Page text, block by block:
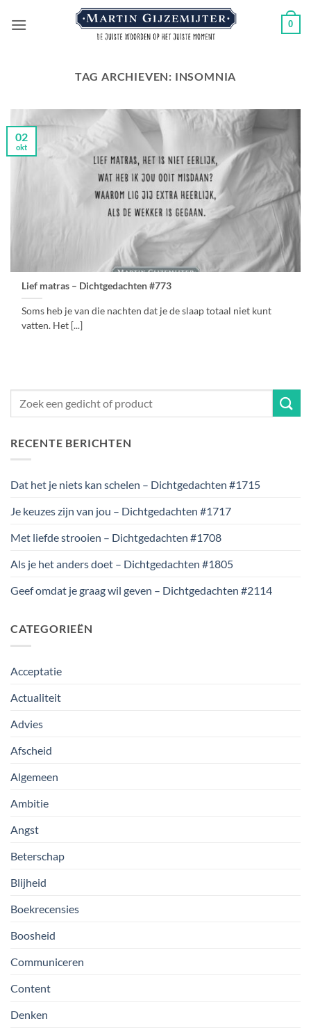
naar
0
TAG ARCHIEVEN: INSOMNIA
Lief matras – Dichtgedachten #773
Soms heb je van die nachten dat je de slaap totaal niet kunt
vatten. Het [...]
02
okt
RECENTE BERICHTEN
Dat het je niets kan schelen – Dichtgedachten #1715
Je keuzes zijn van jou – Dichtgedachten #1717
Met liefde strooien – Dichtgedachten #1708
Als je het anders doet – Dichtgedachten #1805
Geef omdat je graag wil geven – Dichtgedachten #2114
CATEGORIEËN
Acceptatie
Actualiteit
Advies
Afscheid
Algemeen
Ambitie
Angst
Beterschap
Blijheid
Boekrecensies
Boosheid
Communiceren
Content
Denken